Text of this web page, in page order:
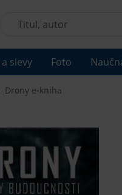
slevy Foto
Drony e-kniha